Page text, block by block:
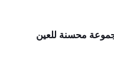
محسنة للعين